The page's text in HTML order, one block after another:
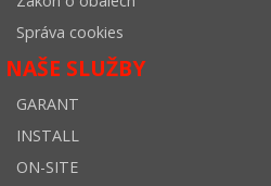
Správa cookies
NAŠE SLUŽBY
GARANT
INSTALL
ON-SITE